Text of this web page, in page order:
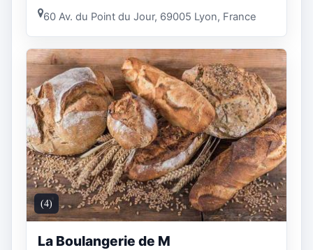
60 Av. du Point du Jour, 69005 Lyon, France
(4)
La Boulangerie de M